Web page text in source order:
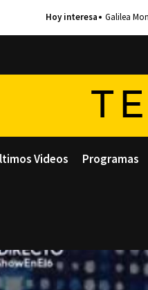
Galilea
Videos Programas